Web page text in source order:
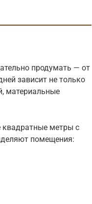
продумать — от
зависит не только
материальные
квадратные метры с
помещения: